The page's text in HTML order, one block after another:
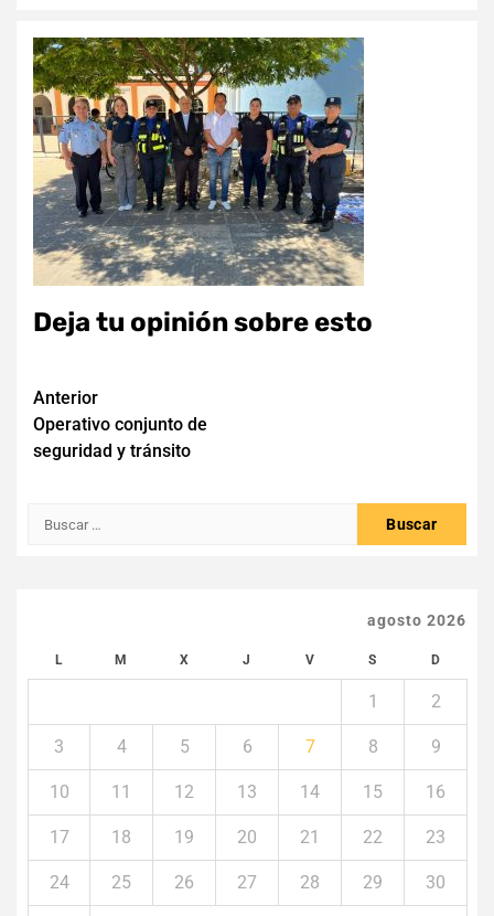
Deja tu opinión sobre esto
Navegación
de
Anterior
Operativo conjunto de
seguridad y tránsito
Buscar:
agosto 2026
L M X J V S D
1 2
3 4 5 6 7 8 9
10 11 12 13 14 15 16
17 18 19 20 21 22 23
24 25 26 27 28 29 30